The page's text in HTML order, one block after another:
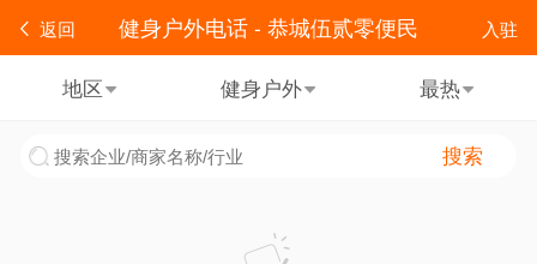
返回 入驻
健身户外电话 - 恭城伍贰零便民
地区 健身户外 最热
搜索